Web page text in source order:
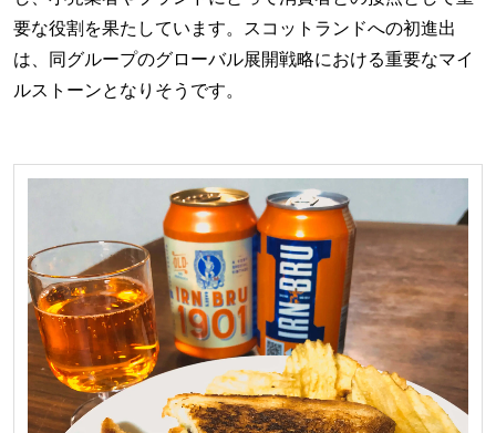
要な役割を果たしています。スコットランドへの初進出
は、同グループのグローバル展開戦略における重要なマイ
ルストーンとなりそうです。